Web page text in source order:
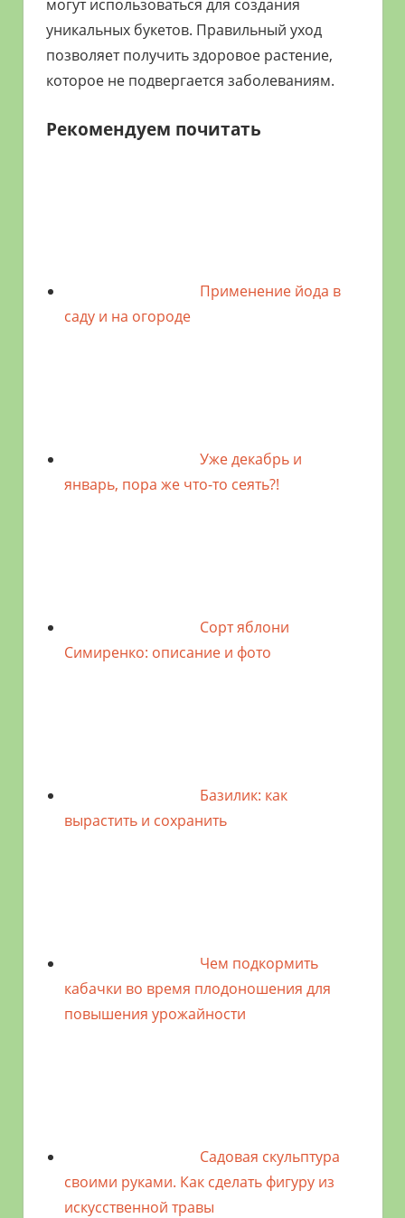
могут использоваться для создания
уникальных букетов. Правильный уход
позволяет получить здоровое растение,
которое не подвергается заболеваниям.
Рекомендуем почитать
Применение йода в
саду и на огороде
Уже декабрь и
январь, пора же что-то сеять?!
Сорт яблони
Симиренко: описание и фото
Базилик: как
вырастить и сохранить
Чем подкормить
кабачки во время плодоношения для
повышения урожайности
Садовая скульптура
своими руками. Как сделать фигуру из
искусственной травы